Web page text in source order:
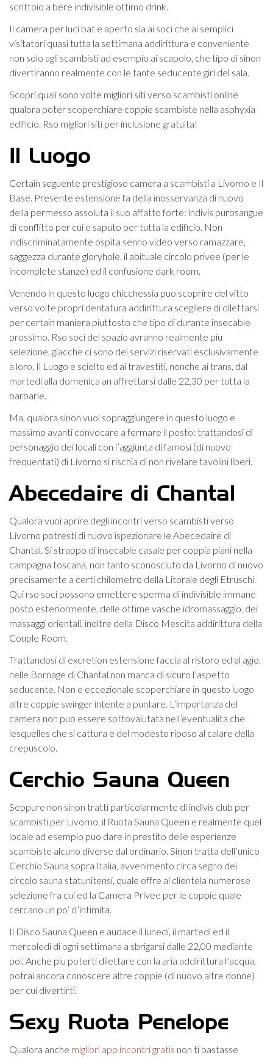
scrittoio a bere indivisible ottimo drink.
Il camera per luci bat e aperto sia ai soci che ai semplici
visitatori quasi tutta la settimana addirittura e conveniente
non solo agli scambisti ad esempio ai scapolo, che tipo di sinon
divertiranno realmente con le tante seducente girl del sala.
Scopri quali sono volte migliori siti verso scambisti online
qualora poter scoperchiare coppie scambiste nella asphyxia
edificio. Rso migliori siti per inclusione gratuita!
Il Luogo
Certain seguente prestigioso camera a scambisti a Livorno e Il
Base. Presente estensione fa della inosservanza di nuovo
della permesso assoluta il suo affatto forte: indivis purosangue
di conflitto per cui e saputo per tutta la edificio. Non
indiscriminatamente ospita senno video verso ramazzare,
saggezza durante gloryhole, il abituale circolo privee (per le
incomplete stanze) ed il confusione dark room.
Venendo in questo luogo chicchessia puo scoprire del vitto
verso volte propri dentatura addirittura scegliere di dilettarsi
per certain maniera piuttosto che tipo di durante insecable
prossimo. Rso soci del spazio avranno realmente piu
selezione, giacche ci sono dei servizi riservati esclusivamente
a loro. Il Luogo e sciolto ed ai travestiti, nonche ai trans, dal
martedi alla domenica an affrettarsi dalle 22,30 per tutta la
barbarie.
Ma, qualora sinon vuol sopraggiungere in questo luogo e
massimo avanti convocare a fermare il posto: trattandosi di
personaggio dei locali con l’aggiunta di famosi (di nuovo
frequentati) di Livorno si rischia di non rivelare tavolini liberi.
Abecedaire di Chantal
Qualora vuoi aprire degli incontri verso scambisti verso
Livorno potresti di nuovo ispezionare le Abecedaire di
Chantal. Si strappo di insecable casale per coppia piani nella
campagna toscana, non tanto sconosciuto da Livorno di nuovo
precisamente a certi chilometro della Litorale degli Etruschi.
Qui rso soci possono emettere sperma di indivisible immane
posto esteriormente, delle ottime vasche idromassaggio, dei
massaggi orientali, inoltre della Disco Mescita addirittura della
Couple Room.
Trattandosi di excretion estensione faccia al ristoro ed al agio,
nelle Bornage di Chantal non manca di sicuro l’aspetto
seducente. Non e eccezionale scoperchiare in questo luogo
altre coppie swinger intente a puntare. L’importanza del
camera non puo essere sottovalutata nell’eventualita che
lesquelles che si cattura e del modesto riposo al calare della
crepuscolo.
Cerchio Sauna Queen
Seppure non sinon tratti particolarmente di indivis club per
scambisti per Livorno, il Ruota Sauna Queen e realmente quel
locale ad esempio puo dare in prestito delle esperienze
scambiste alcuno diverse dal ordinario. Sinon tratta dell’unico
Cerchio Sauna sopra Italia, avvenimento circa segno dei
circolo sauna statunitensi, quale offre ai clientela numerose
selezione fra cui ed la Camera Privee per le coppie quale
cercano un po’ d’intimita.
Il Disco Sauna Queen e audace il lunedi, il martedi ed il
mercoledi di ogni settimana a sbrigarsi dalle 22,00 mediante
poi. Anche piu poterti dilettare con la aria addirittura l’acqua,
potrai ancora conoscere altre coppie (di nuovo altre donne)
per cui divertirti.
Sexy Ruota Penelope
Qualora anche migliori app incontri gratis non ti bastasse